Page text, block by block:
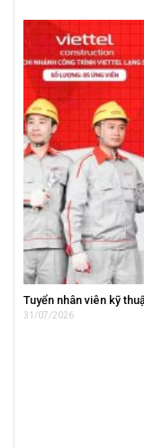
Tuyển nhân viên kỹ
31/07/2026